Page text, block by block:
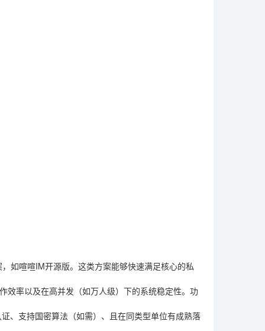
如喧喧IM开源版。这类方案能够快速满足核心的私
效率以及在高并发（如万人级）下的系统稳定性。功
、支持国密算法（如需）、且在同类型单位有成熟落